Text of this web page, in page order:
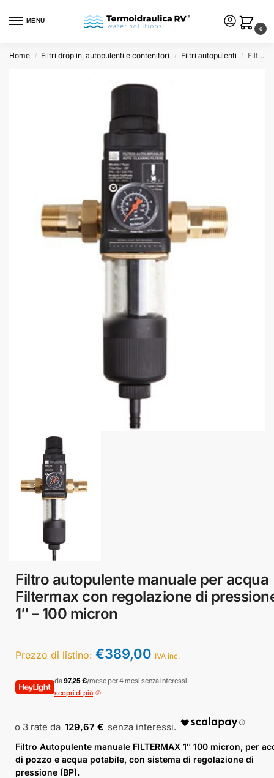
MENU
0
Home / Filtri drop in, autopulenti e contenitori / Filtri autopulenti / Filtro autopulente manuale per acqua Filtermax con regolazione di pressione 1″ – 100 micron
Filtro autopulente manuale per acqua
Filtermax con regolazione di
1″ – 100 micron
Prezzo di listino: €389,00 IVA inc.
da97,25 €/mese per 4 mesi senza interessi
scopri di più
129,67 €
Filtro Autopulente manuale FILTERMAX 1″ 100 micron, per
di pozzo e acqua potabile, con sistema di regolazione di
pressione (BP).